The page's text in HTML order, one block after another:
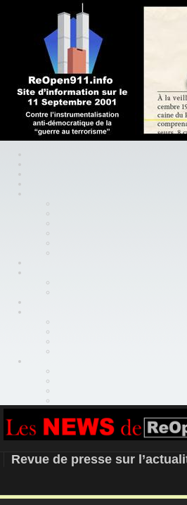
REOPEN911 –
Revue de presse sur